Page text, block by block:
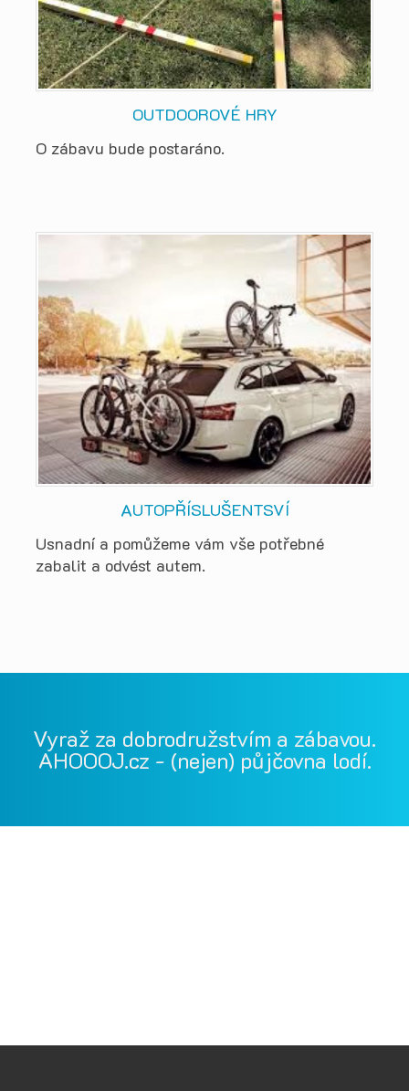
OUTDOOROVÉ HRY
O zábavu bude postaráno.
AUTOPŘÍSLUŠENTSVÍ
Usnadní a pomůžeme vám vše potřebné
zabalit a odvést autem.
Vyraž za dobrodružstvím a zábavou.
AHOOOJ.cz - (nejen) půjčovna lodí.